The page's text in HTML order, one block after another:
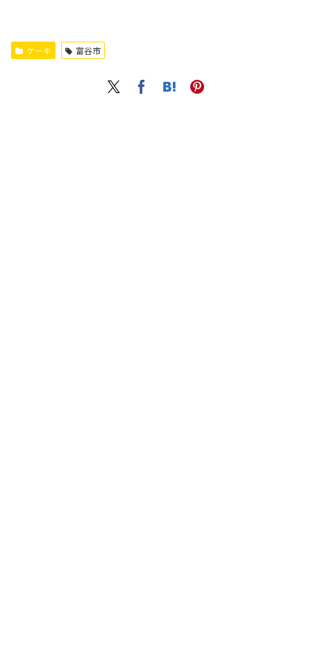
ケーキ 富谷市